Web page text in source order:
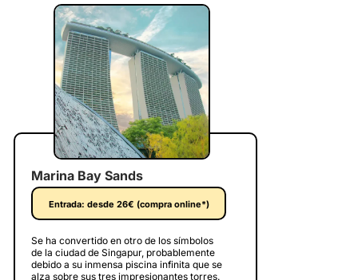
Marina Bay Sands
Entrada: desde 26€ (compra online*)
Se ha convertido en otro de los símbolos
de la ciudad de Singapur, probablemente
debido a su inmensa piscina infinita que se
alza sobre sus tres impresionantes torres.